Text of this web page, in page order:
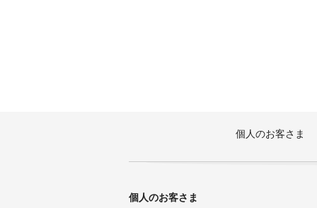
個人のお客さま
個人のお客さま